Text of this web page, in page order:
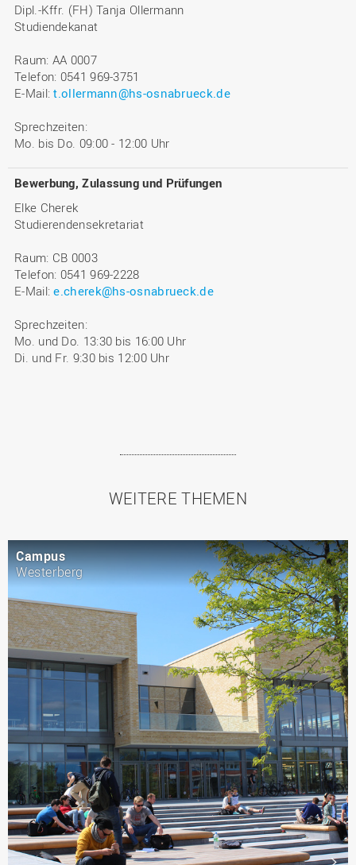
Dipl.-Kffr. (FH) Tanja Ollermann
Studiendekanat
Raum: AA 0007
Telefon: 0541 969-3751
E-Mail:t.ollermann@hs-osnabrueck.de
Sprechzeiten:
Mo. bis Do. 09:00 - 12:00 Uhr
Bewerbung, Zulassung und Prüfungen
Elke Cherek
Studierendensekretariat
Raum: CB 0003
Telefon: 0541 969-2228
E-Mail:e.cherek@hs-osnabrueck.de
Sprechzeiten:
Mo. und Do. 13:30 bis 16:00 Uhr
Di. und Fr. 9:30 bis 12:00 Uhr
WEITERE THEMEN
Campus
Westerberg